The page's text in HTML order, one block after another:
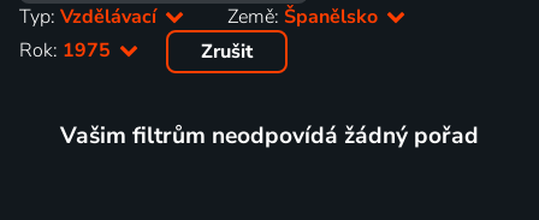
Typ: Vzdělávací Země:Španělsko
Rok: 1975 Zrušit
Vašim filtrům neodpovídá žádný pořad